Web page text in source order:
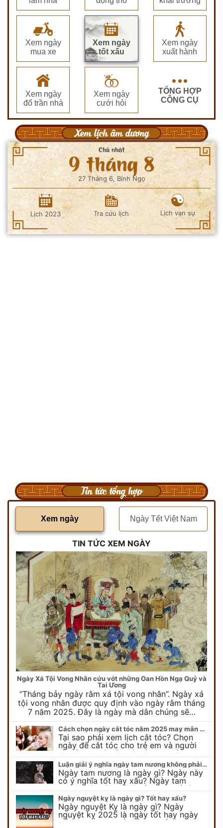
Xem ngày
mua xe
Xem ngày
tốt xấu
Xem ngày
xuất hành
Xem ngày
đổ trần nhà
Xem ngày
cưới hỏi
TỔNG HỢP
CÔNG CỤ
Xem lịch âm dương
Chủ nhật
9 tháng 8
27 Tháng 6, Bính Ngọ
Lịch 2023 Tra cứu lịch Lịch vạn sự
Tin tức tổng hợp
Xem ngày Ngày Tết Việt Nam
TIN TỨC XEM NGÀY
Ngày Xá Tội Vong Nhân cứu vớt những Oan Hồn Ngạ Quỷ và
Tai Ương
“Tháng bảy ngày rằm xá tội vong nhân”. Ngày xá
tội vong nhân được quy định vào ngày rằm tháng
7 năm 2025. Đây là ngày mà dân chúng sẽ…
Cách chọn ngày cắt tóc năm 2025 may mắn cho cả trẻ em và người lớn
Tại sao phải xem lịch cắt tóc? Chọn
ngày để cắt tóc cho trẻ em và người
lớn cần lưu ý điều gì để gặp nhiều may
mắn ? Khi…
Luận giải ý nghĩa ngày tam nương không phải ai cũng biết
Ngày tam nương là ngày gì? Ngày này
có ý nghĩa tốt hay xấu? Ngày tam
nương sát có nguồn gốc như thế nào?
Cần kiêng kỵ điều gì khi…
Ngày nguyệt kỵ là ngày gì? Tốt hay xấu?
Ngày nguyệt Kỵ là ngày gì? Ngày
nguyệt kỵ 2025 là ngày tốt hay ngày
xấu, xem ngay để biết chi tiết ý nghĩa